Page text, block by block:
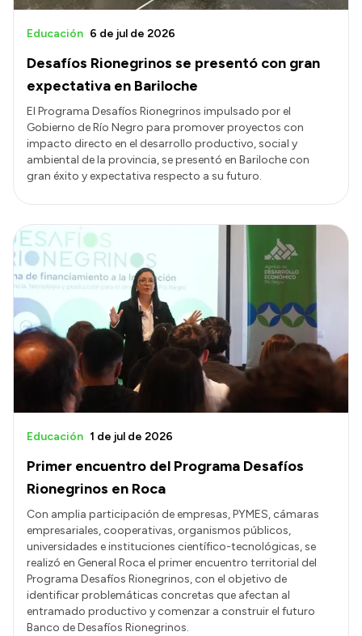
Desafíos Rionegrinos se presentó con gran
expectativa en Bariloche
Educación 6 de jul de 2026
El Programa Desafíos Rionegrinos impulsado por el
Gobierno de Río Negro para promover proyectos con
impacto directo en el desarrollo productivo, social y
ambiental de la provincia, se presentó en Bariloche con
gran éxito y expectativa respecto a su futuro.
Primer encuentro del Programa Desafíos
Rionegrinos en Roca
Educación 1 de jul de 2026
Con amplia participación de empresas, PYMES, cámaras
empresariales, cooperativas, organismos públicos,
universidades e instituciones científico-tecnológicas, se
realizó en General Roca el primer encuentro territorial del
Programa Desafíos Rionegrinos, con el objetivo de
identificar problemáticas concretas que afectan al
entramado productivo y comenzar a construir el futuro
Banco de Desafíos Rionegrinos.